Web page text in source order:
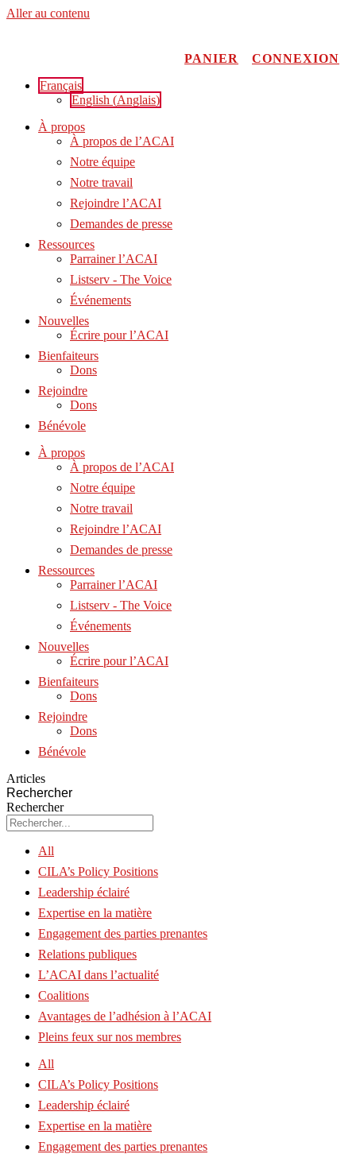
Aller au contenu
PANIER
CONNEXION
Français
English (Anglais)
À propos
À propos de l’ACAI
Notre équipe
Notre travail
Rejoindre l’ACAI
Demandes de presse
Ressources
Parrainer l’ACAI
Listserv - The Voice
Événements
Nouvelles
Écrire pour l’ACAI
Bienfaiteurs
Dons
Rejoindre
Dons
Bénévole
À propos
À propos de l’ACAI
Notre équipe
Notre travail
Rejoindre l’ACAI
Demandes de presse
Ressources
Parrainer l’ACAI
Listserv - The Voice
Événements
Nouvelles
Écrire pour l’ACAI
Bienfaiteurs
Dons
Rejoindre
Dons
Bénévole
Articles
Rechercher
Rechercher
All
CILA’s Policy Positions
Leadership éclairé
Expertise en la matière
Engagement des parties prenantes
Relations publiques
L’ACAI dans l’actualité
Coalitions
Avantages de l’adhésion à l’ACAI
Pleins feux sur nos membres
All
CILA’s Policy Positions
Leadership éclairé
Expertise en la matière
Engagement des parties prenantes